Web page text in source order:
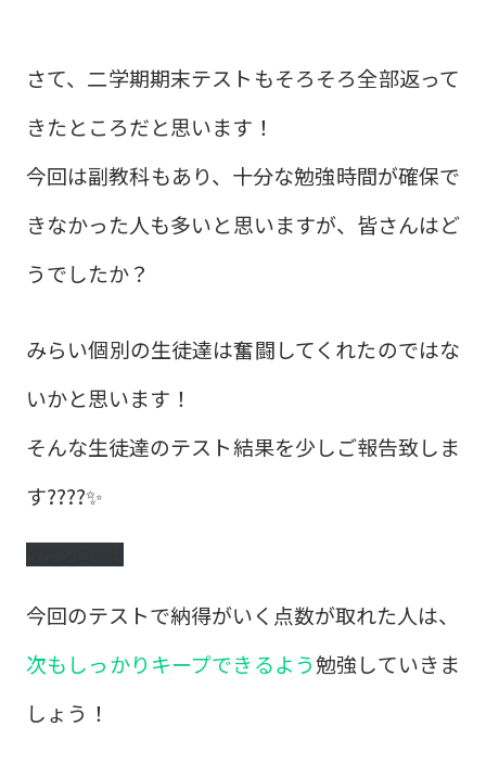
さて、二学期期末テストもそろそろ全部返って
きたところだと思います！
今回は副教科もあり、十分な勉強時間が確保で
きなかった人も多いと思いますが、皆さんはど
うでしたか？
みらい個別の生徒達は奮闘してくれたのではな
いかと思います！
そんな生徒達のテスト結果を少しご報告致しま
す????✨
今回のテストで納得がいく点数が取れた人は、
次もしっかりキープできるよう勉強していきま
しょう！